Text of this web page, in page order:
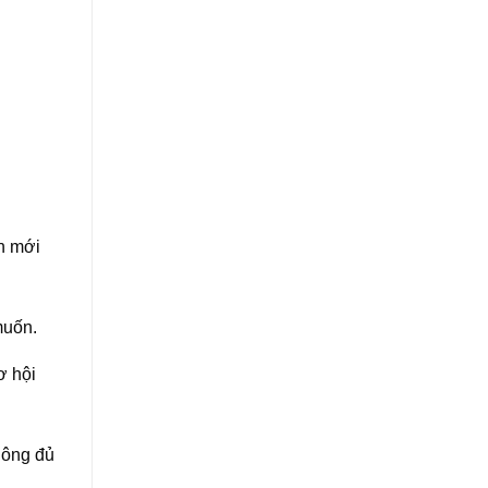
mới
hội
đủ